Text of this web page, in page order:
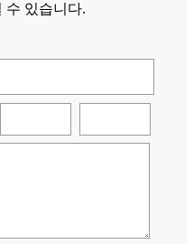
수 있습니다.